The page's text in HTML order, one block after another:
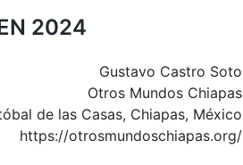
2024
Gustavo Castro Soto
Otros Mundos Chiapas
de las Casas, Chiapas, México
https://otrosmundoschiapas.org/